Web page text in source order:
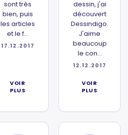
sont très
bien, puis
les articles
et le f...
17.12.2017
VOIR
PLUS
dessin, j'ai
découvert
Dessindigo.
J'aime
beaucoup
le con...
12.12.2017
VOIR
PLUS